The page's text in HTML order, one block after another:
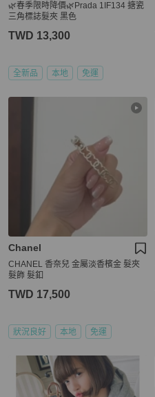
🌿春季限時降價🌿Prada 1IF134 搪瓷
三角標誌髮夾 黑色
TWD 13,300
全新品 本地 免運
Chanel
CHANEL 香奈兒 金屬淡香檳金 髮夾
髮飾 髮釦
TWD 17,500
狀況良好 本地 免運